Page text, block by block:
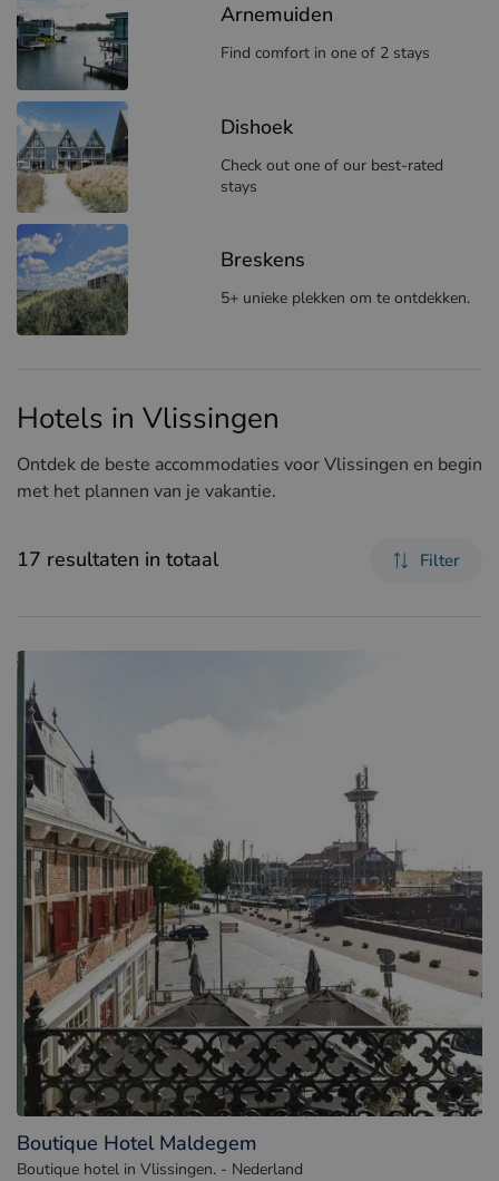
Arnemuiden
Find comfort in one of 2 stays
Dishoek
Check out one of our best-rated
stays
Breskens
5+ unieke plekken om te ontdekken.
Hotels in Vlissingen
Ontdek de beste accommodaties voor Vlissingen en begin
met het plannen van je vakantie.
17 resultaten in totaal Filter
Boutique Hotel Maldegem
Boutique hotel in Vlissingen. - Nederland